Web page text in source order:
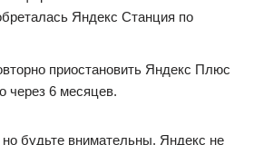
Яндекс Станция по
приостановить Яндекс Плюс
через 6 месяцев.
но будьте внимательны. Яндекс не